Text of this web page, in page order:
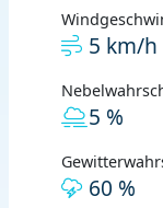
5 km/h
5 %
60 %